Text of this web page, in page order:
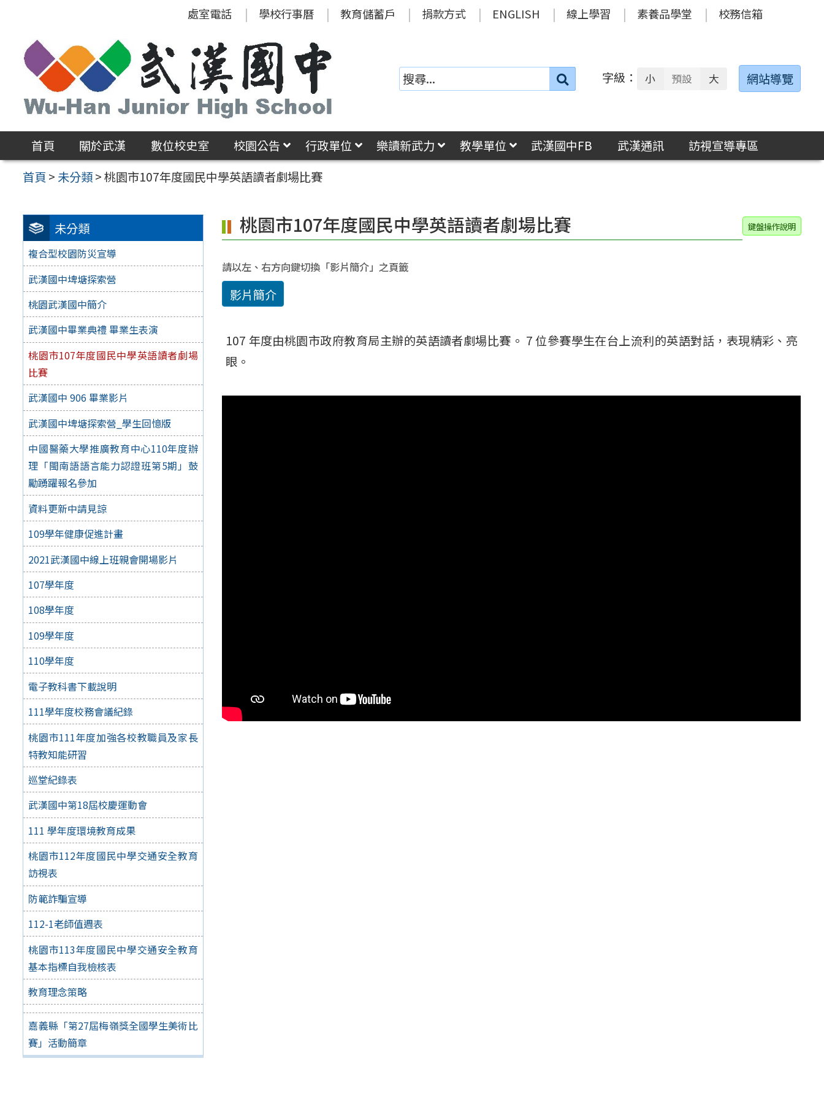
區
處室電話 學校行事曆 教育儲蓄戶 捐款方式 ENGLISH 線上學習 素養品學堂 校務信箱
搜
字級： 小 預設 大 網站導覽
首頁 關於武漢 數位校史室 校園公告 行政單位 樂讀新武力 教學單位 武漢國中FB 武漢通訊
訪視宣導專區
首頁 > 未分類>桃園市107年度國民中學英語讀者劇場比賽
未分類
複合型校園防災宣導
武漢國中埤塘探索營
桃園武漢國中簡介
武漢國中畢業典禮 畢業生表演
桃園市107年度國民中學英語讀者劇場
比賽
武漢國中 906 畢業影片
武漢國中埤塘探索營_學生回憶版
中國醫藥大學推廣教育中心110年度辦
理「閩南語語言能力認證班第5期」鼓
勵踴躍報名參加
資料更新中請見諒
109學年健康促進計畫
2021武漢國中線上班親會開場影片
107學年度
108學年度
109學年度
110學年度
電子教科書下載說明
111學年度校務會議紀錄
桃園市111年度加強各校教職員及家長
特教知能研習
巡堂紀錄表
武漢國中第18屆校慶運動會
111 學年度環境教育成果
桃園市112年度國民中學交通安全教育
訪視表
防範詐騙宣導
112-1老師值週表
桃園市113年度國民中學交通安全教育
基本指標自我檢核表
教育理念策略
嘉義縣「第27屆梅嶺獎全國學生美術比
賽」活動簡章
鍵盤操作說明
桃園市107年度國民中學英語讀者劇場比賽
請以左、右方向鍵切換「影片簡介」之頁籤
影片簡介
107 年度由桃園市政府教育局主辦的英語讀者劇場比賽。 7 位參賽學生在台上流利的英語對話，表現精彩、亮
眼。